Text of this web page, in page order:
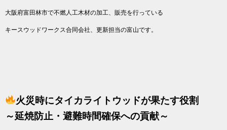
大阪府富田林市で不燃人工木材の加工、販売を行っている
キースウッドワークス合同会社、更新担当の富山です。
火災時にタイカライトウッドが果たす役割
～延焼防止・避難時間確保への貢献～